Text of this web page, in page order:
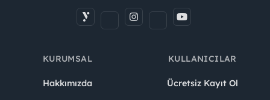
KURUMSAL
Hakkımızda
KULLANICILAR
Ücretsiz Kayıt Ol